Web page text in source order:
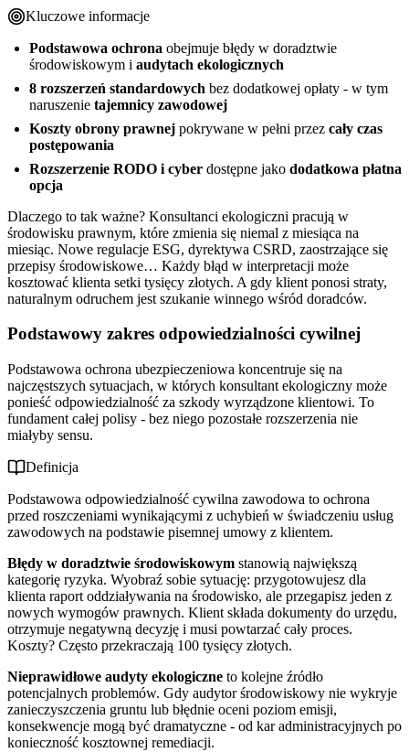
Kluczowe informacje
Podstawowa ochrona obejmuje błędy w doradztwie
środowiskowym i audytach ekologicznych
8 rozszerzeń standardowych bez dodatkowej opłaty - w tym
naruszenie tajemnicy zawodowej
Koszty obrony prawnej pokrywane w pełni przez cały czas
postępowania
Rozszerzenie RODO i cyber dostępne jako dodatkowa płatna
opcja
Dlaczego to tak ważne? Konsultanci ekologiczni pracują w
środowisku prawnym, które zmienia się niemal z miesiąca na
miesiąc. Nowe regulacje ESG, dyrektywa CSRD, zaostrzające się
przepisy środowiskowe… Każdy błąd w interpretacji może
kosztować klienta setki tysięcy złotych. A gdy klient ponosi straty,
naturalnym odruchem jest szukanie winnego wśród doradców.
Podstawowy zakres odpowiedzialności cywilnej
Podstawowa ochrona ubezpieczeniowa koncentruje się na
najczęstszych sytuacjach, w których konsultant ekologiczny może
ponieść odpowiedzialność za szkody wyrządzone klientowi. To
fundament całej polisy - bez niego pozostałe rozszerzenia nie
miałyby sensu.
Definicja
Podstawowa odpowiedzialność cywilna zawodowa to ochrona
przed roszczeniami wynikającymi z uchybień w świadczeniu usług
zawodowych na podstawie pisemnej umowy z klientem.
Błędy w doradztwie środowiskowym stanowią największą
kategorię ryzyka. Wyobraź sobie sytuację: przygotowujesz dla
klienta raport oddziaływania na środowisko, ale przegapisz jeden z
nowych wymogów prawnych. Klient składa dokumenty do urzędu,
otrzymuje negatywną decyzję i musi powtarzać cały proces.
Koszty? Często przekraczają 100 tysięcy złotych.
Nieprawidłowe audyty ekologiczne to kolejne źródło
potencjalnych problemów. Gdy audytor środowiskowy nie wykryje
zanieczyszczenia gruntu lub błędnie oceni poziom emisji,
konsekwencje mogą być dramatyczne - od kar administracyjnych po
konieczność kosztownej remediacji.